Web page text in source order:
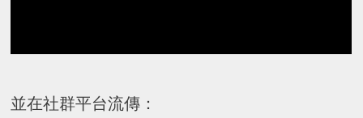
並在社群平台流傳：